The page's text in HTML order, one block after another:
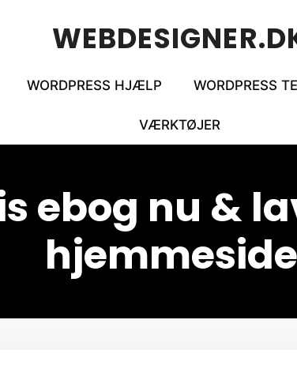
WORDPRESS HJÆLP WORDPRESS
VÆRKTØJER
ebog nu &